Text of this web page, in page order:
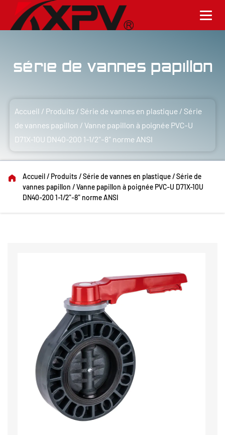
Série de vannes papillon
Accueil / Produits /Série de vannes en plastique /Série
de vannes papillon /Vanne papillon à poignée PVC-U
D71X-10U DN40-200 1-1/2"-8" norme ANSI
Accueil/ Produits /Série de vannes en plastique/Série de
vannes papillon /Vanne papillon à poignée PVC-U D71X-10U
DN40-200 1-1/2"-8" norme ANSI